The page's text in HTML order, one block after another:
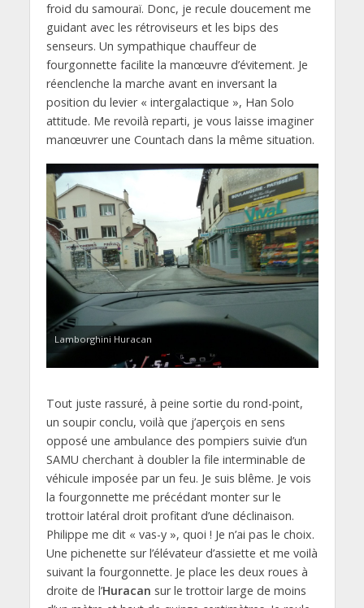
froid du samouraï. Donc, je recule doucement me
guidant avec les rétroviseurs et les bips des
senseurs. Un sympathique chauffeur de
fourgonnette facilite la manœuvre d’évitement. Je
réenclenche la marche avant en inversant la
position du levier « intergalactique », Han Solo
attitude. Me revoilà reparti, je vous laisse imaginer
manœuvrer une Countach dans la même situation.
Lamborghini Huracan
Tout juste rassuré, à peine sortie du rond-point,
un soupir conclu, voilà que j’aperçois en sens
opposé une ambulance des pompiers suivie d’un
SAMU cherchant à doubler la file interminable de
véhicule imposée par un feu. Je suis blême. Je vois
la fourgonnette me précédant monter sur le
trottoir latéral droit profitant d’une déclinaison.
Philippe me dit « vas-y », quoi ! Je n’ai pas le choix.
Une pichenette sur l’élévateur d’assiette et me voilà
suivant la fourgonnette. Je place les deux roues à
droite de l’Huracan sur le trottoir large de moins